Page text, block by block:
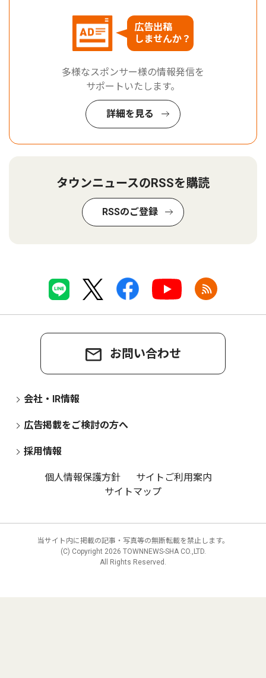
広告出稿
しませんか？
多様なスポンサー様の情報発信を
サポートいたします。
詳細を見る
タウンニュースのRSSを購読
RSSのご登録
お問い合わせ
会社・IR情報
広告掲載をご検討の方へ
採用情報
個人情報保護方針
サイトご利用案内
サイトマップ
当サイト内に掲載の記事・写真等の無断転載を禁止します。
(C) Copyright 2026 TOWNNEWS-SHA CO.,LTD.
All Rights Reserved.